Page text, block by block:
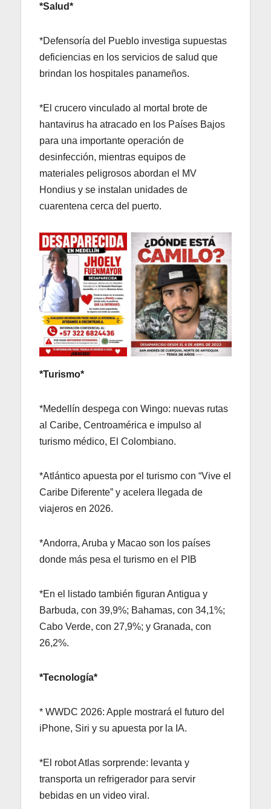
*Salud*
*Defensoría del Pueblo investiga supuestas
deficiencias en los servicios de salud que
brindan los hospitales panameños.
*El crucero vinculado al mortal brote de
hantavirus ha atracado en los Países Bajos
para una importante operación de
desinfección, mientras equipos de
materiales peligrosos abordan el MV
Hondius y se instalan unidades de
cuarentena cerca del puerto.
*Turismo*
*Medellín despega con Wingo: nuevas rutas
al Caribe, Centroamérica e impulso al
turismo médico, El Colombiano.
*Atlántico apuesta por el turismo con “Vive el
Caribe Diferente” y acelera llegada de
viajeros en 2026.
*Andorra, Aruba y Macao son los países
donde más pesa el turismo en el PIB
*En el listado también figuran Antigua y
Barbuda, con 39,9%; Bahamas, con 34,1%;
Cabo Verde, con 27,9%; y Granada, con
26,2%.
*Tecnología*
* WWDC 2026: Apple mostrará el futuro del
iPhone, Siri y su apuesta por la IA.
*El robot Atlas sorprende: levanta y
transporta un refrigerador para servir
bebidas en un video viral.